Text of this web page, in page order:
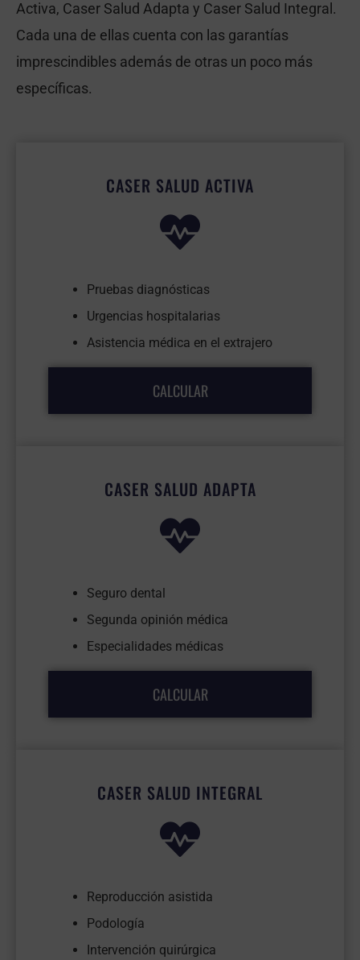
Activa, Caser Salud Adapta y Caser Salud Integral.
Cada una de ellas cuenta con las garantías
imprescindibles además de otras un poco más
específicas.
CASER SALUD ACTIVA
Pruebas diagnósticas
Urgencias hospitalarias
Asistencia médica en el extrajero
CALCULAR
CASER SALUD ADAPTA
Seguro dental
Segunda opinión médica
Especialidades médicas
CALCULAR
CASER SALUD INTEGRAL
Reproducción asistida
Podología
Intervención quirúrgica